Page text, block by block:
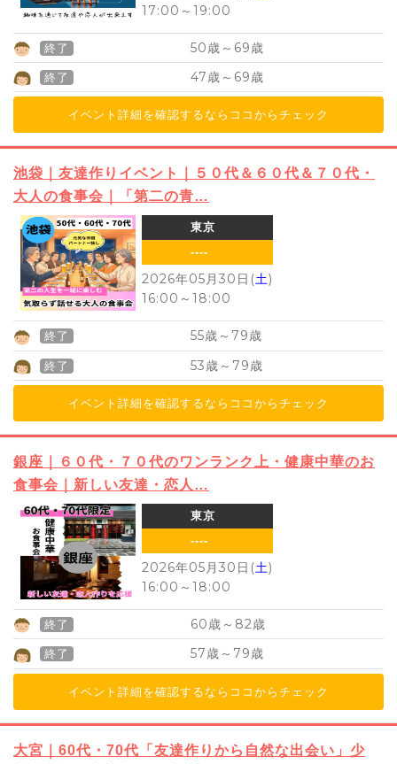
17:00 ～ 19:00
終了 50歳～ 69歳
終了 47歳～ 69歳
イベント詳細を確認するならココからチェック
池袋｜友達作りイベント｜５０代＆６０代＆７０代・
大人の食事会｜「第二の青…
東京
----
2026年05月30日(土)
16:00 ～ 18:00
終了 55歳～ 79歳
終了 53歳～ 79歳
イベント詳細を確認するならココからチェック
銀座｜６０代・７０代のワンランク上・健康中華のお
食事会｜新しい友達・恋人…
東京
----
2026年05月30日(土)
16:00 ～ 18:00
終了 60歳～ 82歳
終了 57歳～ 79歳
イベント詳細を確認するならココからチェック
大宮｜60代・70代「友達作りから自然な出会い」少